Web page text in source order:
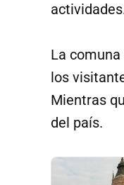
La
los
Mientras
del país.